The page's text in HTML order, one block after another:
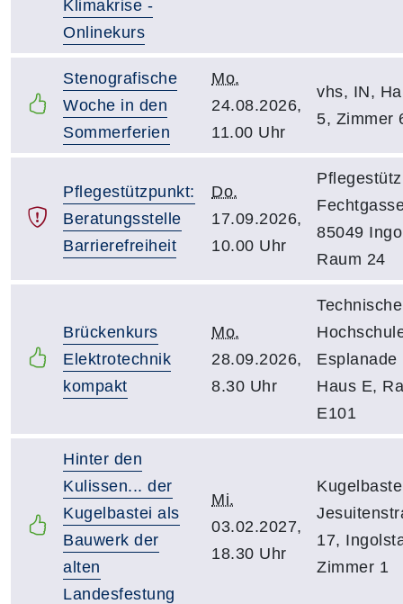
Klimakrise -
Onlinekurs
Stenografische
Woche in den
Sommerferien
Mo.
24.08.2026,
11.00 Uhr
vhs, IN,
5, Zimmer
Pflegestützpunkt:
Beratungsstelle
Barrierefreiheit
Do.
17.09.2026,
10.00 Uhr
85049
Raum 24
Brückenkurs
Elektrotechnik
kompakt
Mo.
28.09.2026,
8.30 Uhr
Technische
Esplanade
Haus E,
E101
Hinter den
Kulissen... der
Kugelbastei als
Bauwerk der
alten
Landesfestung
Mi.
03.02.2027,
18.30 Uhr
17,
Zimmer 1